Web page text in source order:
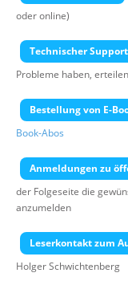
oder online)
Technischer Support
Probleme haben,
Bestellung von E-
Book-Abos
Anmeldungen zu
der Folgeseite die
anzumelden
Leserkontakt zum
Holger Schwichtenberg